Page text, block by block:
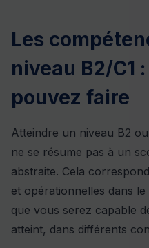
Les
niveau B2/C1
pouvez faire
Atteindre un niveau B2
ne se résume pas à un
abstraite. Cela
et opérationnelles dans
que vous serez capable
atteint, dans différents